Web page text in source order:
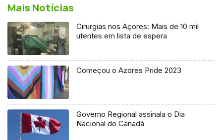
Mais Notícias
Cirurgias nos Açores: Mais de 10 mil
utentes em lista de espera
Começou o Azores Pride 2023
Governo Regional assinala o Dia
Nacional do Canadá